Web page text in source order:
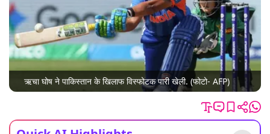
ऋचा घोष ने पाकिस्तान के खिलाफ विस्फोटक पारी खेली. (फोटो- AFP)